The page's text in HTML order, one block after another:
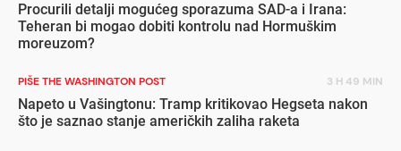
Procurili detalji mogućeg sporazuma SAD-a i Irana:
Teheran bi mogao dobiti kontrolu nad Hormuškim
moreuzom?
PIŠE THE WASHINGTON POST 3 H 49 MIN
Napeto u Vašingtonu: Tramp kritikovao Hegseta nakon
što je saznao stanje američkih zaliha raketa